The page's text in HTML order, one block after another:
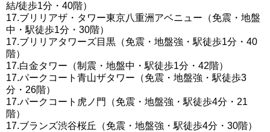
結/徒歩1分・40階）
17.ブリリアザ・タワー東京八重洲アベニュー（免震・地盤
中・駅徒歩1分・30階）
17.ブリリアタワーズ目黒（免震・地盤強・駅徒歩1分・40
階）
17.白金タワー（制震・地盤中・駅徒歩1分・42階）
17.パークコート青山ザタワー（免震・地盤強・駅徒歩3
分・26階）
17.パークコート虎ノ門（免震・地盤強・駅徒歩4分・21
階）
17.ブランズ渋谷桜丘（免震・地盤強・駅徒歩4分・30階）